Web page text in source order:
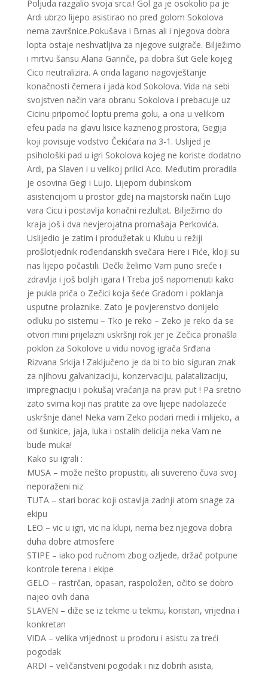
Poljuda razgalio svoja srca.! Gol ga je osokolio pa je
Ardi ubrzo lijepo asistirao no pred golom Sokolova
nema završnice.Pokušava i Brnas ali i njegova dobra
lopta ostaje neshvatljiva za njegove suigrače. Bilježimo
i mrtvu šansu Alana Garinče, pa dobra šut Gele kojeg
Cico neutralizira. A onda lagano nagovještanje
konačnosti čemera i jada kod Sokolova. Vida na sebi
svojstven način vara obranu Sokolova i prebacuje uz
Cicinu pripomoć loptu prema golu, a ona u velikom
efeu pada na glavu lisice kaznenog prostora, Gegija
koji povisuje vodstvo Čekićara na 3-1. Uslijed je
psihološki pad u igri Sokolova kojeg ne koriste dodatno
Ardi, pa Slaven i u velikoj prilici Aco. Međutim proradila
je osovina Gegi i Lujo. Lijepom dubinskom
asistencijom u prostor gdej na majstorski način Lujo
vara Cicu i postavlja konačni rezlultat. Bilježimo do
kraja još i dva nevjerojatna promašaja Perkovića.
Uslijedio je zatim i produžetak u Klubu u režiji
prošlotjednik rođendanskih svečara Here i Fiće, kloji su
nas lijepo počastili. Dečki želimo Vam puno sreće i
zdravlja i još boljih igara ! Treba još napomenuti kako
je pukla priča o Zečici koja šeće Gradom i poklanja
usputne prolaznike. Zato je povjerenstvo donijelo
odluku po sistemu – Tko je reko – Zeko je reko da se
otvori mini prijelazni uskršnji rok jer je Zečica pronašla
poklon za Sokolove u vidu novog igrača Srđana
Rizvana Srkija ! Zaključeno je da bi to bio siguran znak
za njihovu galvanizaciju, konzervaciju, palatalizaciju,
impregnaciju i pokušaj vraćanja na pravi put ! Pa sretno
zato svima koji nas pratite za ove lijepe nadolazeće
uskršnje dane! Neka vam Zeko podari medi i mlijeko, a
od šunkice, jaja, luka i ostalih delicija neka Vam ne
bude muka!
Kako su igrali :
MUSA – može nešto propustiti, ali suvereno čuva svoj
neporaženi niz
TUTA – stari borac koji ostavlja zadnji atom snage za
ekipu
LEO – vic u igri, vic na klupi, nema bez njegova dobra
duha dobre atmosfere
STIPE – iako pod ručnom zbog ozljede, držač potpune
kontrole terena i ekipe
GELO – rastrčan, opasan, raspoložen, očito se dobro
najeo ovih dana
SLAVEN – diže se iz tekme u tekmu, koristan, vrijedna i
konkretan
VIDA – velika vrijednost u prodoru i asistu za treći
pogodak
ARDI – veličanstveni pogodak i niz dobrih asista,